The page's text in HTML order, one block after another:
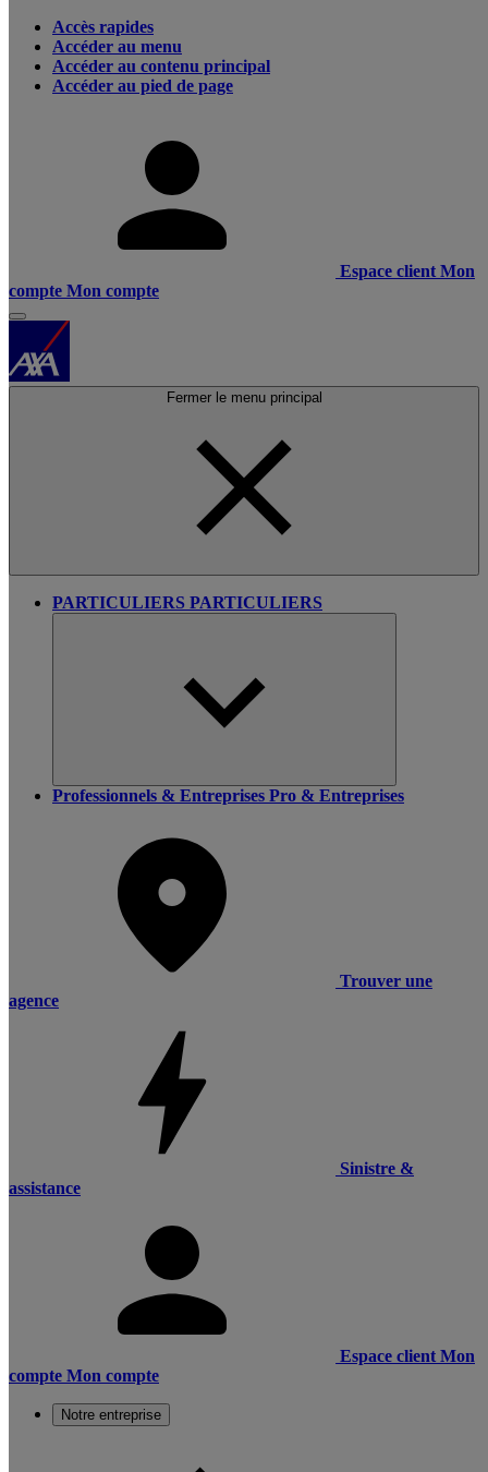
Accès rapides
Accéder au menu
Accéder au contenu principal
Accéder au pied de page
Espace client Mon
compte Mon compte
Fermer le menu principal
PARTICULIERS PARTICULIERS
Professionnels & Entreprises Pro & Entreprises
Trouver une
agence
Sinistre &
assistance
Espace client Mon
compte Mon compte
Notre entreprise